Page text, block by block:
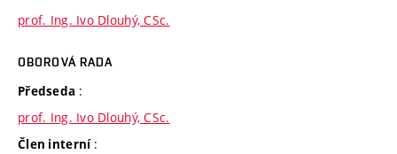
prof. Ing. Ivo Dlouhý, CSc.
OBOROVÁ RADA
Předseda :
prof. Ing. Ivo Dlouhý, CSc.
Člen interní :